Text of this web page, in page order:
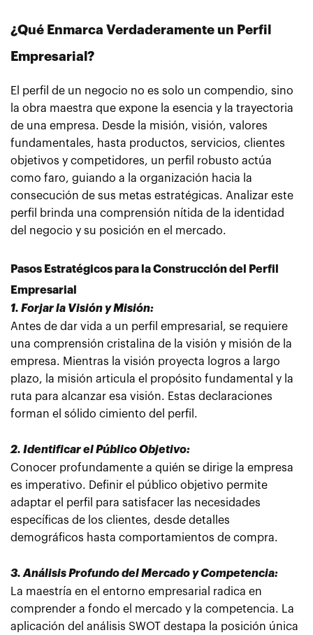
¿Qué Enmarca Verdaderamente un Perfil
Empresarial?
El perfil de un negocio no es solo un compendio, sino
la obra maestra que expone la esencia y la trayectoria
de una empresa. Desde la misión, visión, valores
fundamentales, hasta productos, servicios, clientes
objetivos y competidores, un perfil robusto actúa
como faro, guiando a la organización hacia la
consecución de sus metas estratégicas. Analizar este
perfil brinda una comprensión nítida de la identidad
del negocio y su posición en el mercado.
Pasos Estratégicos para la Construcción del Perfil
Empresarial
1. Forjar la Visión y Misión:
Antes de dar vida a un perfil empresarial, se requiere
una comprensión cristalina de la visión y misión de la
empresa. Mientras la visión proyecta logros a largo
plazo, la misión articula el propósito fundamental y la
ruta para alcanzar esa visión. Estas declaraciones
forman el sólido cimiento del perfil.
2. Identificar el Público Objetivo:
Conocer profundamente a quién se dirige la empresa
es imperativo. Definir el público objetivo permite
adaptar el perfil para satisfacer las necesidades
específicas de los clientes, desde detalles
demográficos hasta comportamientos de compra.
3. Análisis Profundo del Mercado y Competencia:
La maestría en el entorno empresarial radica en
comprender a fondo el mercado y la competencia. La
aplicación del análisis SWOT destapa la posición única